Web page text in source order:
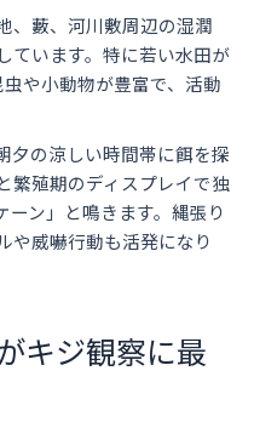
、藪、河川敷周辺の湿潤
ています。特に若い水田が
や小動物が豊富で、活動
夕の涼しい時間帯に餌を探
繁殖期のディスプレイで独
ーン」と鳴きます。縄張り
や威嚇行動も活発になり
キジ観察に最